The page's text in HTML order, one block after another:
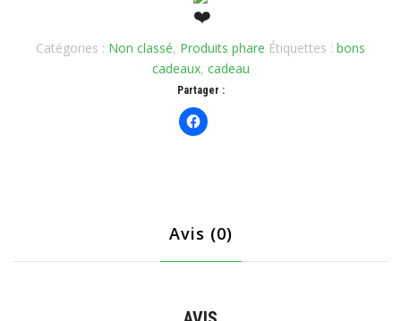
Catégories : Non classé, Produits phare Étiquettes : bons
cadeaux, cadeau
Partager :
Avis (0)